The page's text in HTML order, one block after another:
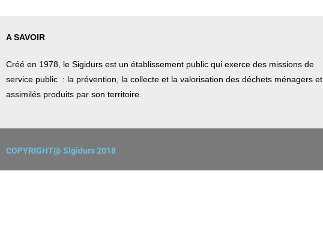
A SAVOIR
Créé en 1978, le Sigidurs est un établissement public qui exerce des missions de
service public : la prévention, la collecte et la valorisation des déchets ménagers et
assimilés produits par son territoire.
COPYRIGHT@ Sigidurs 2018